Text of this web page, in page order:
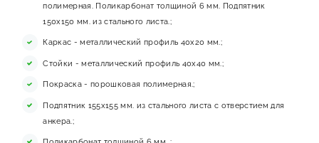
полимерная. Поликарбонат толщиной 6 мм. Подпятник
150х150 мм. из стального листа.;
Каркас - металлический профиль 40х20 мм.;
Стойки - металлический профиль 40х40 мм.;
Покраска - порошковая полимерная.;
Подпятник 155х155 мм. из стального листа с отверстием для
анкера.;